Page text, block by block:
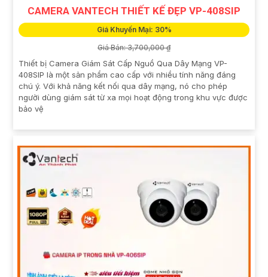
CAMERA VANTECH THIẾT KẾ ĐẸP VP-408SIP
Giá Khuyến Mại: 30%
Giá Bán: 3,700,000 ₫
Thiết bị Camera Giám Sát Cấp Nguồ Qua Dây Mạng VP-
408SIP là một sản phẩm cao cấp với nhiều tính năng đáng
chú ý. Với khả năng kết nối qua dây mạng, nó cho phép
người dùng giám sát từ xa mọi hoạt động trong khu vực được
bảo vệ